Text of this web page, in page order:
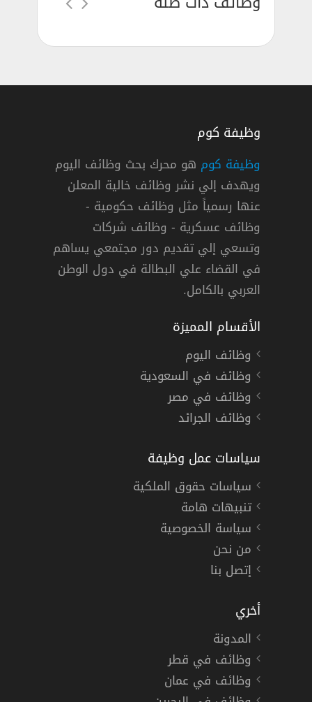
العام في مصرف الإنماء بالرياض
دوام كامل
وظيفة كوم
وظيفة كوم هو محرك بحث وظائف اليوم
ويهدف إلي نشر وظائف خالية المعلن
عنها رسمياً مثل وظائف حكومية -
وظائف عسكرية - وظائف شركات
وتسعي إلي تقديم دور مجتمعي يساهم
في القضاء علي البطالة في دول الوطن
العربي بالكامل.
الأقسام المميزة
وظائف اليوم
وظائف في السعودية
وظائف في مصر
وظائف الجرائد
سياسات عمل وظيفة
سياسات حقوق الملكية
تنبيهات هامة
سياسة الخصوصية
من نحن
إتصل بنا
أخري
المدونة
وظائف في قطر
وظائف في عمان